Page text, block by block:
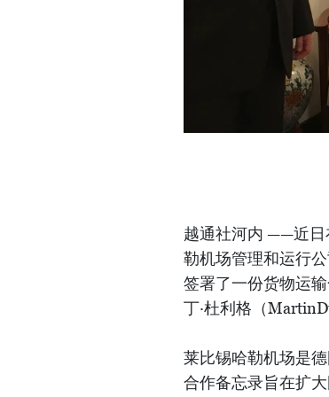
越通社河内 ——近日
勒机场管理和运行
签署了一份货物运
丁·杜利格（
莱比锡哈勒机场是
合作备忘录旨在扩